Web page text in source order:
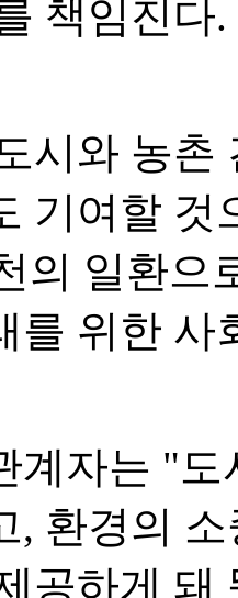
책임진다
시와 농촌
기여할 것
의 일환으
를 위한 사
계자는 "
, 환경의
공하게